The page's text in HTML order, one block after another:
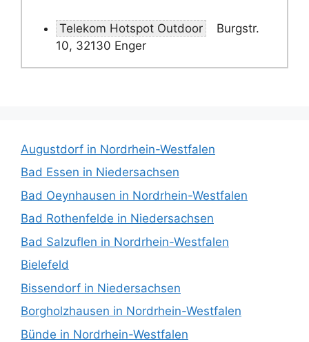
Telekom Hotspot Outdoor
Burgstr.
10, 32130 Enger
Augustdorf in Nordrhein-Westfalen
Bad Essen in Niedersachsen
Bad Oeynhausen in Nordrhein-Westfalen
Bad Rothenfelde in Niedersachsen
Bad Salzuflen in Nordrhein-Westfalen
Bielefeld
Bissendorf in Niedersachsen
Borgholzhausen in Nordrhein-Westfalen
Bünde in Nordrhein-Westfalen